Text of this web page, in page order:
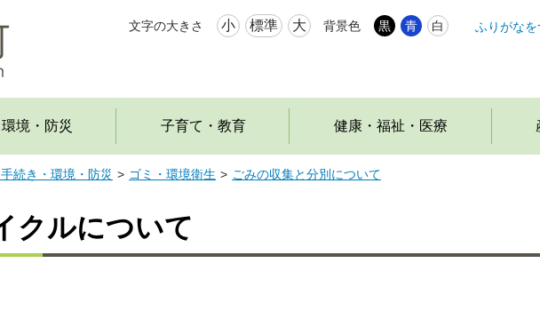
本
文字の大きさ 小 標準 大 背景色 黒 青 白 ふりがなを
境・防災 子育て・教育 健康・福祉・医療
続き・環境・防災 ゴミ・環境衛生 ごみの収集と分別について
クルについて